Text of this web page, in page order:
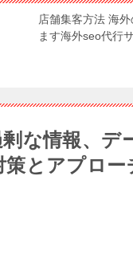
店舗集客方法 海
ます海外seo代行
な情報、
とアプロー